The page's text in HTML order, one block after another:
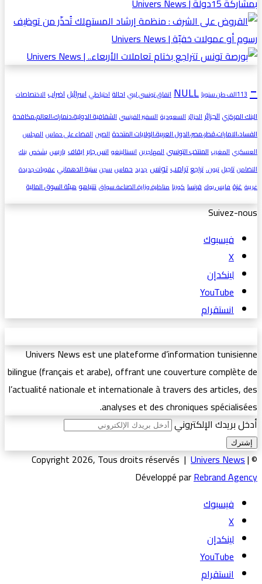
- 113الف طن سنويا NULL اتفاق تونسي ليبي احالة احتياطي اسرائيلاضراب الاختصاصات
البنك المركزيالجزائر الحزائر السعودية السفير الفرنسي الشفافية الدولية،دنمارك،العالم،مكافحة
الفساد،الامارات،قطر،مصر،الدول العربية،الولايات المتحدة الصين القضاء على حماس المجلس
العسكري المغرب المنتخب التونسي المهاجرين انستالينغو انس جابرايقاف باريس بشخص بنك
التضامن تاجيل تبون ، تراجعترامبتونس جديد حماس سجن سنية الدهماني عقوبات جديدة
غريبة غزة فايس بوك فرنسا كورنا مناظرة.وزارة.الصناعة.سواق نتنياهوهيئة السوق المالية
Suivez-nous
فيسبوك
‫X
لينكدإن
‫YouTube
انستقرام
Univers News est une plateforme d’information tunisienne
bilingue (français et arabe), offrant une couverture complète de
l’actualité nationale et internationale à travers des articles, des
analyses et des chroniques spécialisées.
أدخل بريدك الإلكتروني
© Copyright 2026, Tous droits réservés |
Univers News|
Développé parRebrand Agency
فيسبوك
‫X
لينكدإن
‫YouTube
انستقرام